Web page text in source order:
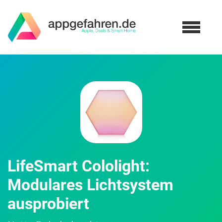
LifeSmart Cololight:
Modulares Lichtsystem
ausprobiert